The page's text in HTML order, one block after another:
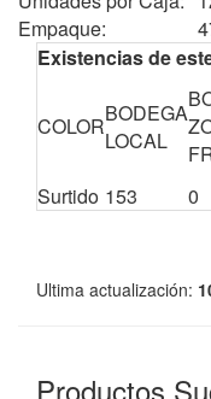
Empaque:
Existencias de
COLORBODEGA
LOCAL
Surtido 153 0
Ultima actualización:
Productos